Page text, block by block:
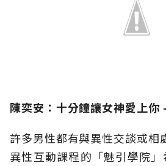
陳奕安：十分鐘讓女神愛上
許多男性都有與異性交談或相
異性互動課程的「魅引學院